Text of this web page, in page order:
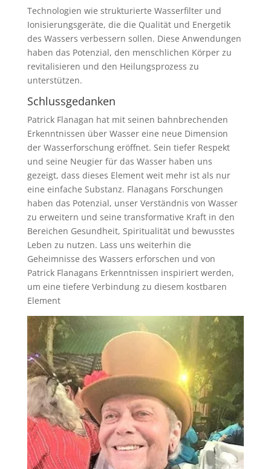
Technologien wie strukturierte Wasserfilter und
Ionisierungsgeräte, die die Qualität und Energetik
des Wassers verbessern sollen. Diese Anwendungen
haben das Potenzial, den menschlichen Körper zu
revitalisieren und den Heilungsprozess zu
unterstützen.
Schlussgedanken
Patrick Flanagan hat mit seinen bahnbrechenden
Erkenntnissen über Wasser eine neue Dimension
der Wasserforschung eröffnet. Sein tiefer Respekt
und seine Neugier für das Wasser haben uns
gezeigt, dass dieses Element weit mehr ist als nur
eine einfache Substanz. Flanagans Forschungen
haben das Potenzial, unser Verständnis von Wasser
zu erweitern und seine transformative Kraft in den
Bereichen Gesundheit, Spiritualität und bewusstes
Leben zu nutzen. Lass uns weiterhin die
Geheimnisse des Wassers erforschen und von
Patrick Flanagans Erkenntnissen inspiriert werden,
um eine tiefere Verbindung zu diesem kostbaren
Element